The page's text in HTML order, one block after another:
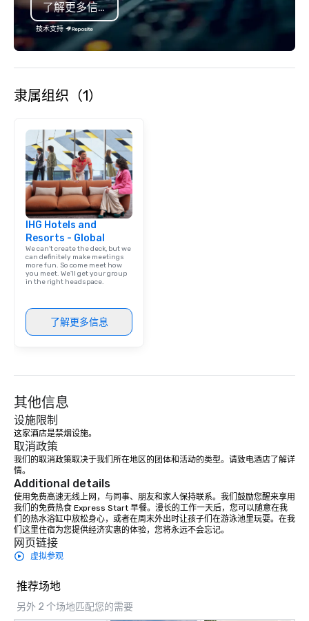
了解更多信息
技术支持
隶属组织（1）
IHG Hotels and
Resorts - Global
We can't create the deck, but we
can definitely make meetings
more fun. So come meet how
you meet. We'll get your group
in the right headspace.
了解更多信息
其他信息
设施限制
这家酒店是禁烟设施。
取消政策
我们的取消政策取决于我们所在地区的团体和活动的类型。请致电酒店了解详
情。
Additional details
使用免费高速无线上网，与同事、朋友和家人保持联系。我们鼓励您醒来享用
我们的免费热食 Express Start 早餐。漫长的工作一天后，您可以随意在我
们的热水浴缸中放松身心，或者在周末外出时让孩子们在游泳池里玩耍。在我
们这里住宿为您提供经济实惠的体验，您将永远不会忘记。
网页链接
虚拟参观
推荐场地
另外 2 个场地匹配您的需要